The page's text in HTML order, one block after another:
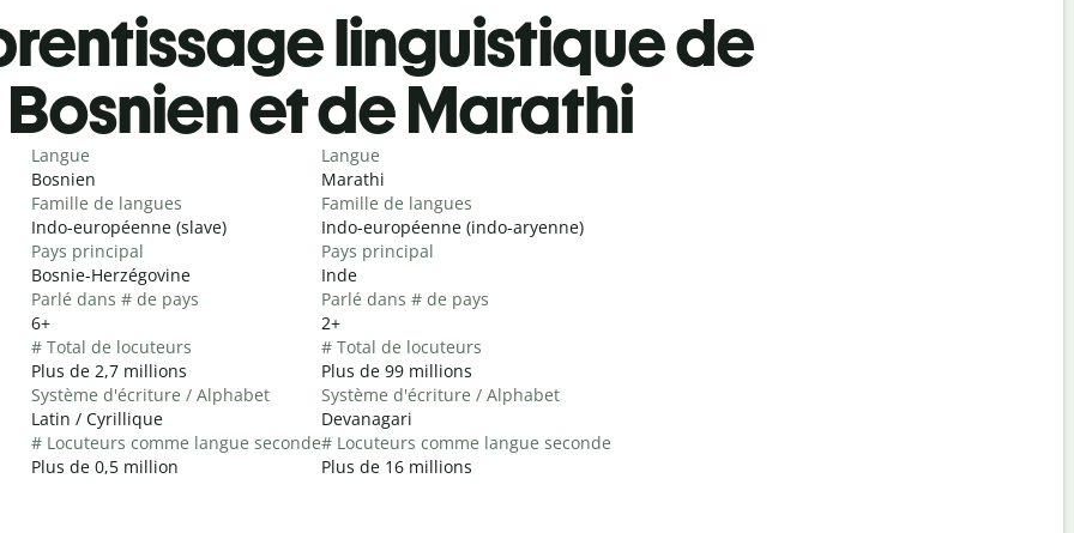
linguistique de
Bosnien et de Marathi
Langue
Bosnien
Famille de langues
Indo-européenne (slave)
Pays principal
Bosnie-Herzégovine
Parlé dans # de pays
6+
# Total de locuteurs
Plus de 2,7 millions
Système d'écriture / Alphabet
Latin / Cyrillique
# Locuteurs comme langue seconde
Plus de 0,5 million
Langue
Marathi
Famille de langues
Indo-européenne (indo-aryenne)
Pays principal
Inde
Parlé dans # de pays
2+
# Total de locuteurs
Plus de 99 millions
Système d'écriture / Alphabet
Devanagari
# Locuteurs comme langue seconde
Plus de 16 millions